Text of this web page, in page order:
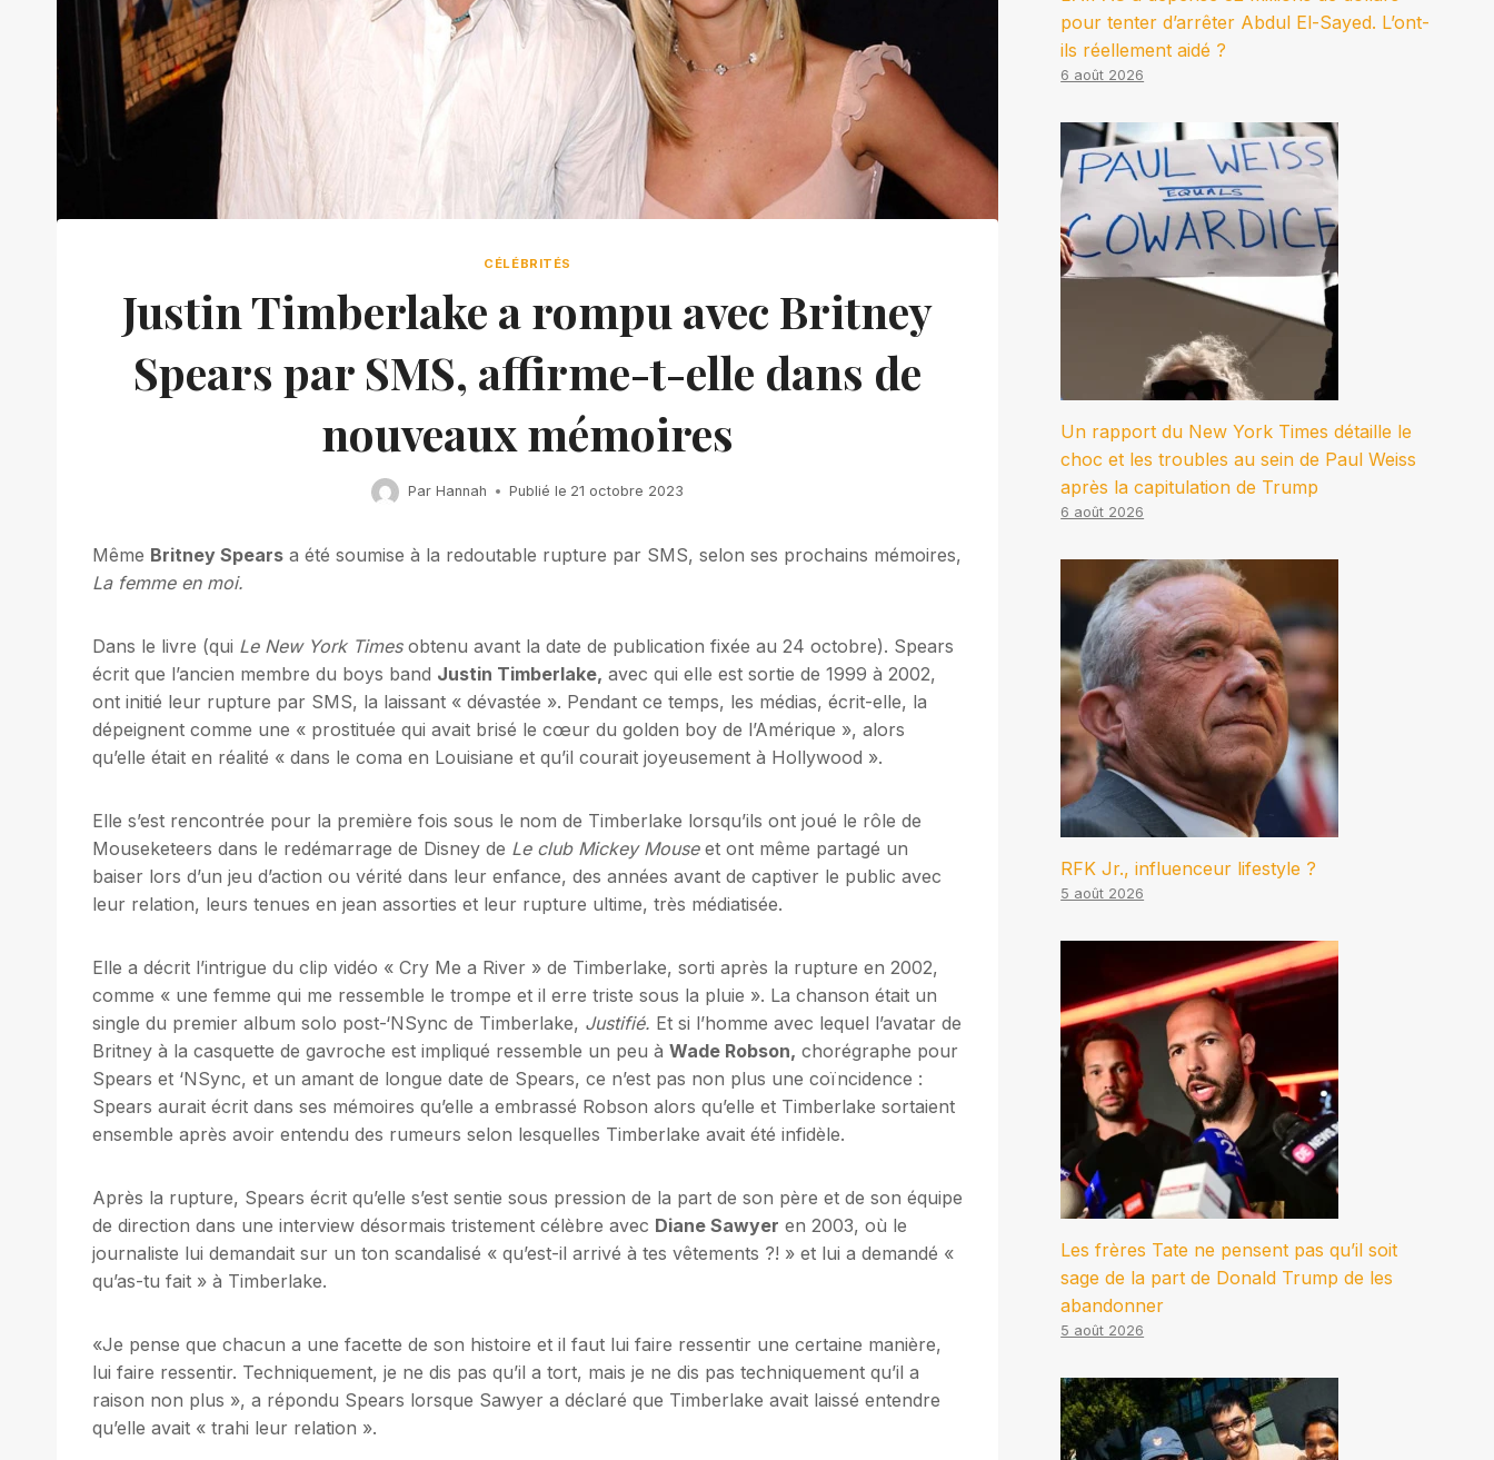
CÉLÉBRITÉS
Justin Timberlake a rompu avec Britney
Spears par SMS, affirme-t-elle dans de
nouveaux mémoires
Par Hannah Publié le 21 octobre 2023
Même Britney Spears a été soumise à la redoutable rupture par SMS, selon ses prochains mémoires,
La femme en moi.
Dans le livre (qui Le New York Timesobtenu avant la date de publication fixée au 24 octobre). Spears
écrit que l’ancien membre du boys band Justin Timberlake, avec qui elle est sortie de 1999 à 2002,
ont initié leur rupture par SMS, la laissant « dévastée ». Pendant ce temps, les médias, écrit-elle, la
dépeignent comme une « prostituée qui avait brisé le cœur du golden boy de l’Amérique », alors
qu’elle était en réalité « dans le coma en Louisiane et qu’il courait joyeusement à Hollywood ».
Elle s’est rencontrée pour la première fois sous le nom de Timberlake lorsqu’ils ont joué le rôle de
Mouseketeers dans le redémarrage de Disney de Le club Mickey Mouseet ont même partagé un
baiser lors d’un jeu d’action ou vérité dans leur enfance, des années avant de captiver le public avec
leur relation, leurs tenues en jean assorties et leur rupture ultime, très médiatisée.
Elle a décrit l’intrigue du clip vidéo « Cry Me a River » de Timberlake, sorti après la rupture en 2002,
comme « une femme qui me ressemble le trompe et il erre triste sous la pluie ». La chanson était un
single du premier album solo post-‘NSync de Timberlake, Justifié. Et si l’homme avec lequel l’avatar de
Britney à la casquette de gavroche est impliqué ressemble un peu à Wade Robson, chorégraphe pour
Spears et ‘NSync, et un amant de longue date de Spears, ce n’est pas non plus une coïncidence :
Spears aurait écrit dans ses mémoires qu’elle a embrassé Robson alors qu’elle et Timberlake sortaient
ensemble après avoir entendu des rumeurs selon lesquelles Timberlake avait été infidèle.
Après la rupture, Spears écrit qu’elle s’est sentie sous pression de la part de son père et de son équipe
de direction dans une interview désormais tristement célèbre avec Diane Sawyer en 2003, où le
journaliste lui demandait sur un ton scandalisé « qu’est-il arrivé à tes vêtements ?! » et lui a demandé «
qu’as-tu fait » à Timberlake.
«Je pense que chacun a une facette de son histoire et il faut lui faire ressentir une certaine manière,
lui faire ressentir. Techniquement, je ne dis pas qu’il a tort, mais je ne dis pas techniquement qu’il a
raison non plus », a répondu Spears lorsque Sawyer a déclaré que Timberlake avait laissé entendre
qu’elle avait « trahi leur relation ».
pour tenter d’arrêter Abdul El-Sayed. L’ont-
ils réellement aidé ?
6 août 2026
Un rapport du New York Times détaille le
choc et les troubles au sein de Paul Weiss
après la capitulation de Trump
6 août 2026
RFK Jr., influenceur lifestyle ?
5 août 2026
Les frères Tate ne pensent pas qu’il soit
sage de la part de Donald Trump de les
abandonner
5 août 2026